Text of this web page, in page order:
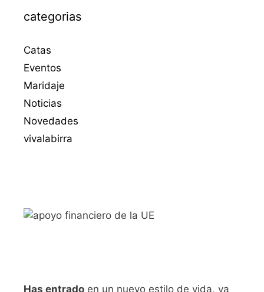
categorias
Catas
Eventos
Maridaje
Noticias
Novedades
vivalabirra
Has entrado en un nuevo estilo de vida, ya